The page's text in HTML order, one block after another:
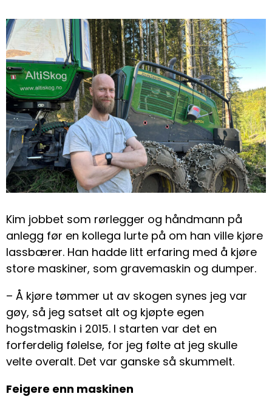
Kim jobbet som rørlegger og håndmann på
anlegg før en kollega lurte på om han ville kjøre
lassbærer. Han hadde litt erfaring med å kjøre
store maskiner, som gravemaskin og dumper.
– Å kjøre tømmer ut av skogen synes jeg var
gøy, så jeg satset alt og kjøpte egen
hogstmaskin i 2015. I starten var det en
forferdelig følelse, for jeg følte at jeg skulle
velte overalt. Det var ganske så skummelt.
Feigere enn maskinen